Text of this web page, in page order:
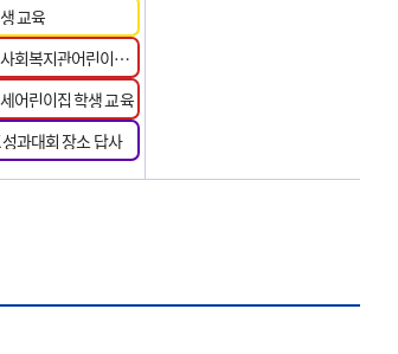
교육
회복지관어린이집
어린이집 학생 교육
과대회 장소 답사